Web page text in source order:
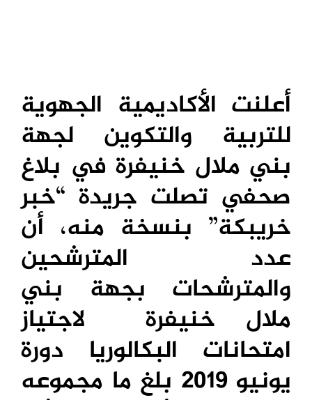
أعلنت الأكاديمية الجهوية
للتربية والتكوين لجهة
بني ملال خنيفرة في بلاغ
صحفي تصلت جريدة “خبر
خريبكة” بنسخة منه، أن
عدد المترشحين
والمترشحات بجهة بني
ملال خنيفرة لاجتياز
امتحانات البكالوريا دورة
يونيو 2019 بلغ ما مجموعه